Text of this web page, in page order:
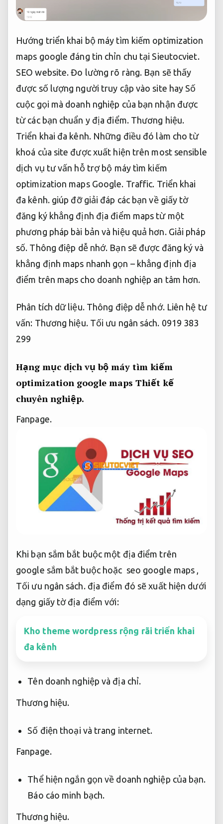
Hướng triển khai bộ máy tìm kiếm optimization
maps google đáng tin chỉn chu tại Sieutocviet.
SEO website. Đo lường rõ ràng. Bạn sẽ thấy
được số lượng người truy cập vào site hay Số
cuộc gọi mà doanh nghiệp của bạn nhận được
từ các bạn chuẩn y địa điểm. Thương hiệu.
Triển khai đa kênh.Những điều đó làm cho từ
khoá của site được xuất hiện trên most sensible
dịch vụ tư vấn hỗ trợ bộ máy tìm kiếm
optimization maps Google. Traffic. Triển khai
đa kênh.giúp đỡ giải đáp các bạn về giấy tờ
đăng ký khẳng định địa điểm maps từ một
phương pháp bài bản và hiệu quả hơn. Giải pháp
số. Thông điệp dễ nhớ. Bạn sẽ được đăng ký và
khẳng định maps nhanh gọn – khẳng định địa
điểm trên maps cho doanh nghiệp an tâm hơn.
Phân tích dữ liệu. Thông điệp dễ nhớ.Liên hệ tư
vấn: Thương hiệu. Tối ưu ngân sách. 0919 383
299
Hạng mục dịch vụ bộ máy tìm kiếm
optimization google maps Thiết kế
chuyên nghiệp.
Fanpage.
Khi bạn sắm bắt buộc một địa điểm trên
google sắm bắt buộc hoặc seo google maps ,
Tối ưu ngân sách.địa điểm đó sẽ xuất hiện dưới
dạng giấy tờ địa điểm với:
Kho theme wordpress rộng rãi triển khai
đa kênh
Tên doanh nghiệp và địa chỉ.
Thương hiệu.
Số điện thoại và trang internet.
Fanpage.
Thể hiện ngắn gọn về doanh nghiệp của bạn.
Báo cáo minh bạch.
Thương hiệu.